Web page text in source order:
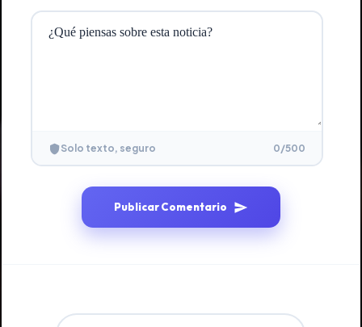
Solo texto, seguro 0/500
Publicar Comentario